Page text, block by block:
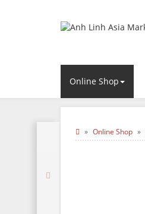
Online Shop
Online Shop